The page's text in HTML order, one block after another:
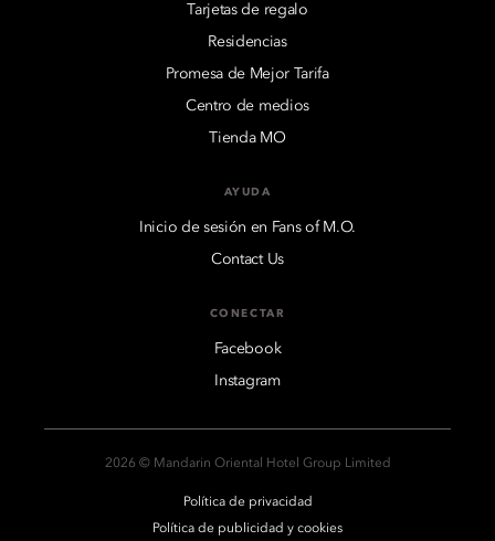
Tarjetas de regalo
Residencias
Promesa de Mejor Tarifa
Centro de medios
Tienda MO
AYUDA
Inicio de sesión en Fans of M.O.
Contact Us
CONECTAR
Facebook
Instagram
2026 © Mandarin Oriental Hotel Group Limited
Política de privacidad
Política de publicidad y cookies